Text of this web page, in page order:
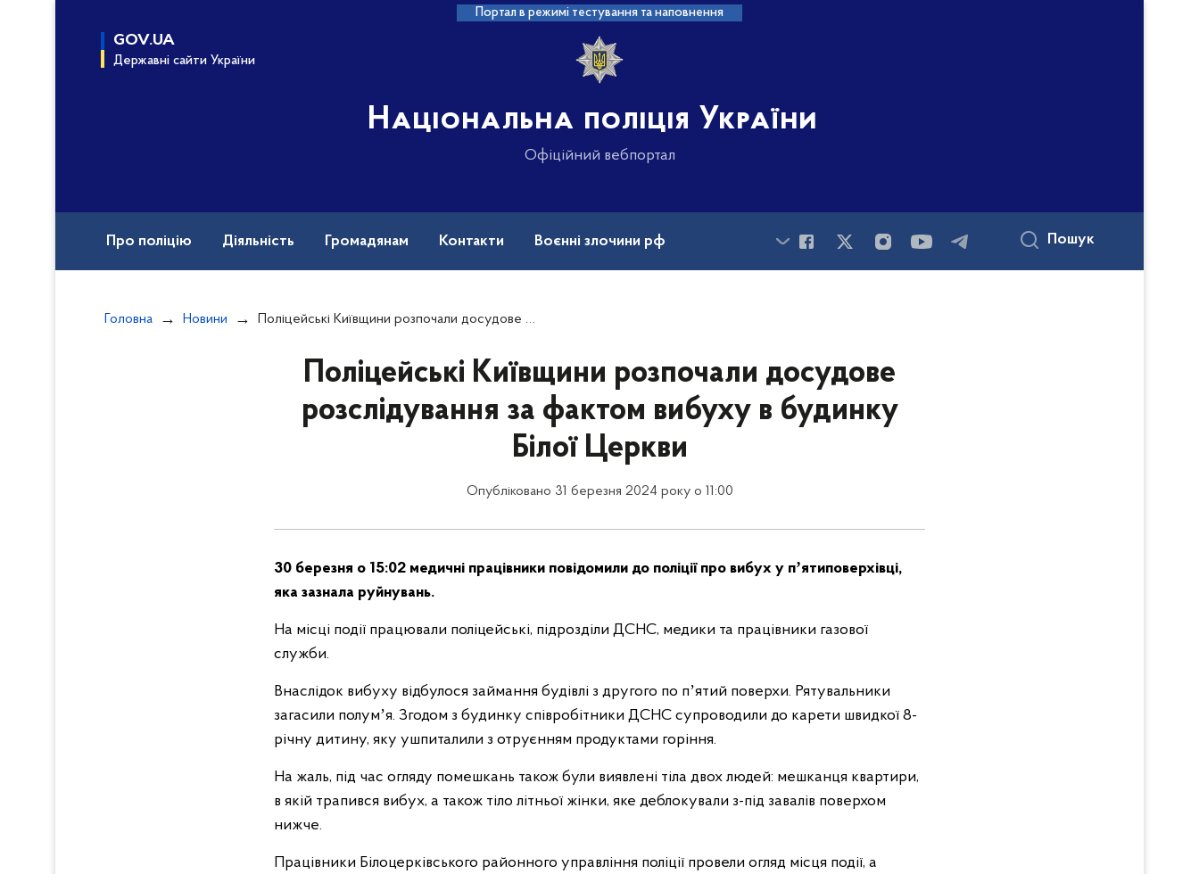
Портал в режимі тестування та наповнення
GOV.UA
Державні сайти України
Національна поліція України
Офіційний вебпортал
Про поліцію Діяльність Громадянам Контакти Воєнні злочини рф Пошук
Головна Новини Поліцейські Київщини розпочали досудове розслідування за фактом вибуху в будинку Білої Церкви
Поліцейські Київщини розпочали досудове
розслідування за фактом вибуху в будинку
Білої Церкви
Опубліковано 31 березня 2024 року о 11:00
30 березня о 15:02 медичні працівники повідомили до поліції про вибух у пʼятиповерхівці,
яка зазнала руйнувань.
На місці події працювали поліцейські, підрозділи ДСНС, медики та працівники газової
служби.
Внаслідок вибуху відбулося займання будівлі з другого по пʼятий поверхи. Рятувальники
загасили полумʼя. Згодом з будинку співробітники ДСНС супроводили до карети швидкої 8-
річну дитину, яку ушпиталили з отруєнням продуктами горіння.
На жаль, під час огляду помешкань також були виявлені тіла двох людей: мешканця квартири,
в якій трапився вибух, а також тіло літньої жінки, яке деблокували з-під завалів поверхом
нижче.
Працівники Білоцерківського районного управління поліції провели огляд місця події, а